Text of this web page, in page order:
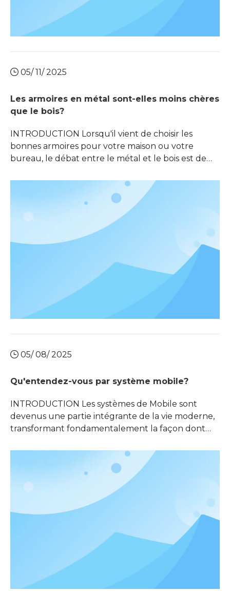
05/ 11/ 2025
Les armoires en métal sont-elles moins chères
que le bois?
INTRODUCTION Lorsqu'il vient de choisir les
bonnes armoires pour votre maison ou votre
bureau, le débat entre le métal et le bois est de
de cette décision est le coût. Les armoires en métal
sont-elles moins chères que le bois? Cette
question ne concerne pas seulement le prix
05/ 08/ 2025
Qu'entendez-vous par système mobile?
INTRODUCTION Les systèmes de Mobile sont
devenus une partie intégrante de la vie moderne,
transformant fondamentalement la façon dont
mettons des affaires. Des smartphones à la
technologie portable, ces systèmes permettent la
mobilité et la connectivité à une échelle sans
précédent. Comprendre ce que c